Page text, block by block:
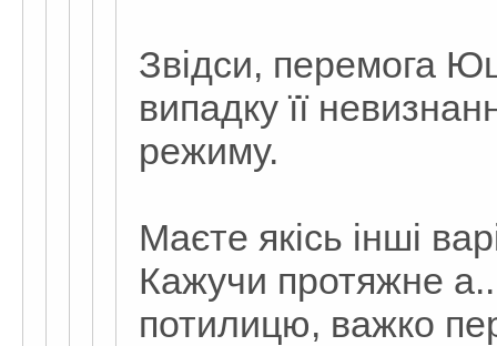
Звідси, перемога
випадку її
режиму.
Маєте якісь інші
Кажучи протяжне
потилицю, важко